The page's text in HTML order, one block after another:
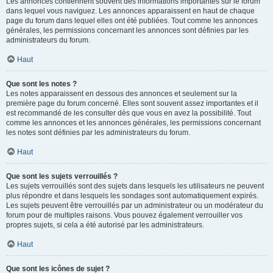
dans lequel vous naviguez. Les annonces apparaissent en haut de chaque
page du forum dans lequel elles ont été publiées. Tout comme les annonces
générales, les permissions concernant les annonces sont définies par les
administrateurs du forum.
Haut
Que sont les notes ?
Les notes apparaissent en dessous des annonces et seulement sur la
première page du forum concerné. Elles sont souvent assez importantes et il
est recommandé de les consulter dès que vous en avez la possibilité. Tout
comme les annonces et les annonces générales, les permissions concernant
les notes sont définies par les administrateurs du forum.
Haut
Que sont les sujets verrouillés ?
Les sujets verrouillés sont des sujets dans lesquels les utilisateurs ne peuvent
plus répondre et dans lesquels les sondages sont automatiquement expirés.
Les sujets peuvent être verrouillés par un administrateur ou un modérateur du
forum pour de multiples raisons. Vous pouvez également verrouiller vos
propres sujets, si cela a été autorisé par les administrateurs.
Haut
Que sont les icônes de sujet ?